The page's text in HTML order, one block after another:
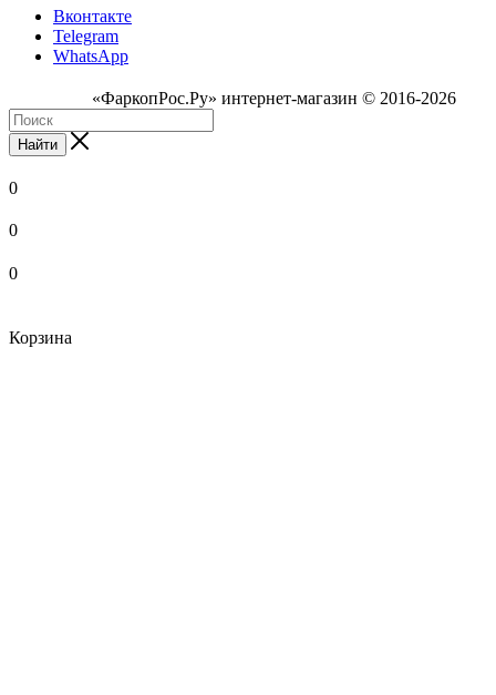
Вконтакте
Telegram
WhatsApp
«ФаркопРос.Ру» интернет-магазин © 2016-2026
Найти
0
0
0
Корзина